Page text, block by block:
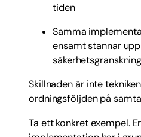
tiden
Samma
ensamt stannar
säkerhetsgranskning
Skillnaden är inte
ordningsföljden på
Ta ett konkret exempel.